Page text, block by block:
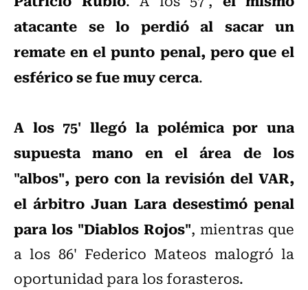
atacante se lo perdió al sacar un
remate en el punto penal, pero que el
esférico se fue muy cerca.
A los 75' llegó la polémica por una
supuesta mano en el área de los
"albos", pero con la revisión del VAR,
el árbitro Juan Lara desestimó penal
para los "Diablos Rojos", mientras que
a los 86' Federico Mateos malogró la
oportunidad para los forasteros.